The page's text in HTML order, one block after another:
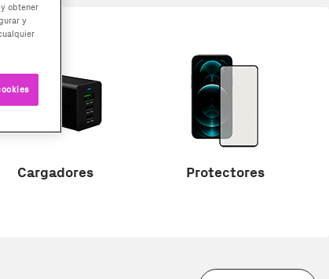
Cargadores Protectores
obtener
y